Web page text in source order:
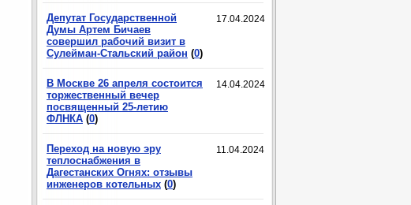
17.04.2024
Депутат Государственной
Думы Артем Бичаев
совершил рабочий визит в
Сулейман-Стальский район (0)
14.04.2024
В Москве 26 апреля состоится
торжественный вечер
посвященный 25-летию
ФЛНКА (0)
11.04.2024
Переход на новую эру
теплоснабжения в
Дагестанских Огнях: отзывы
инженеров котельных (0)